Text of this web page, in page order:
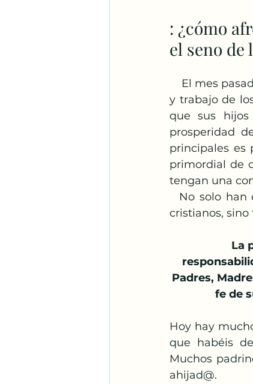
Santos Franciscanos
Adoración
: ¿cómo
el seno de
y trabajo de
que sus
prosperidad
principales es
primordial de
tengan una
cristianos,
Padres,
fe de
Hoy hay
que habéis
Muchos
ahijad@.